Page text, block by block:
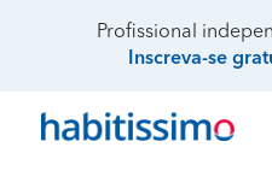
Profissional
Inscreva-se